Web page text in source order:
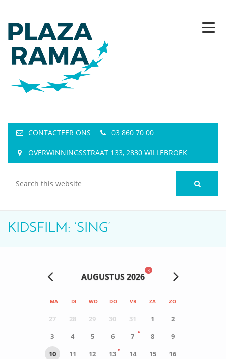
CONTACTEER ONS 03 860 70 00
OVERWINNINGSSTRAAT 133, 2830 WILLEBROEK
KIDSFILM: ‘SING’
AUGUSTUS 2026
3
MA DI WO DO VR ZA ZO
27 28 29 30 31 1
2
3
4 5 6 7 8
9
10
11 12 13 14 15
16